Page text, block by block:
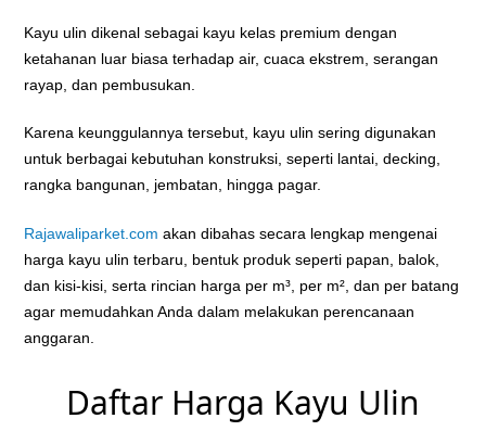
Kayu ulin dikenal sebagai kayu kelas premium dengan
ketahanan luar biasa terhadap air, cuaca ekstrem, serangan
rayap, dan pembusukan.
Karena keunggulannya tersebut, kayu ulin sering digunakan
untuk berbagai kebutuhan konstruksi, seperti lantai, decking,
rangka bangunan, jembatan, hingga pagar.
Rajawaliparket.com akan dibahas secara lengkap mengenai
harga kayu ulin terbaru, bentuk produk seperti papan, balok,
dan kisi-kisi, serta rincian harga per m³, per m², dan per batang
agar memudahkan Anda dalam melakukan perencanaan
anggaran.
Daftar Harga Kayu Ulin